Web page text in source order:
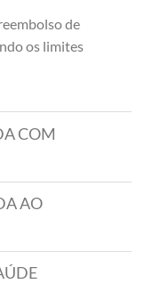
de
os limites
COM
AO